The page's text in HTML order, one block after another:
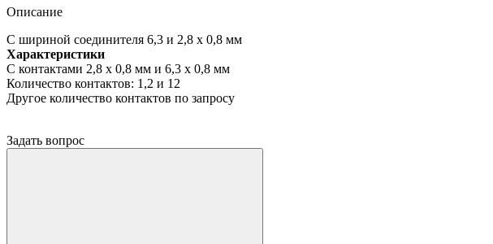
Описание
С шириной соединителя 6,3 и 2,8 x 0,8 мм
Характеристики
С контактами 2,8 x 0,8 мм и 6,3 x 0,8 мм
Количество контактов: 1,2 и 12
Другое количество контактов по запросу
Задать вопрос